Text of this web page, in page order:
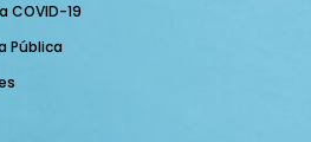
COVID-19
Pública